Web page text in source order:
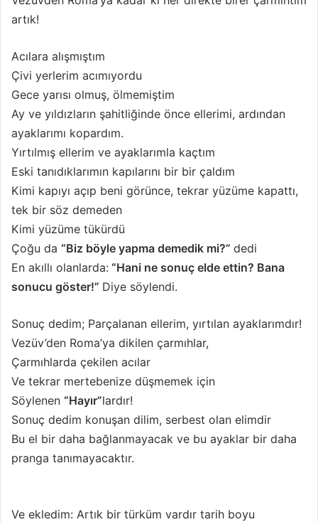
artık!
Acılara alışmıştım
Çivi yerlerim acımıyordu
Gece yarısı olmuş, ölmemiştim
Ay ve yıldızların şahitliğinde önce ellerimi, ardından
ayaklarımı kopardım.
Yırtılmış ellerim ve ayaklarımla kaçtım
Eski tanıdıklarımın kapılarını bir bir çaldım
Kimi kapıyı açıp beni görünce, tekrar yüzüme kapattı,
tek bir söz demeden
Kimi yüzüme tükürdü
Çoğu da “Biz böyle yapma demedik mi?” dedi
En akıllı olanlarda: “Hani ne sonuç elde ettin? Bana
sonucu göster!” Diye söylendi.
Sonuç dedim; Parçalanan ellerim, yırtılan ayaklarımdır!
Vezüv’den Roma’ya dikilen çarmıhlar,
Çarmıhlarda çekilen acılar
Ve tekrar mertebenize düşmemek için
Söylenen “Hayır”lardır!
Sonuç dedim konuşan dilim, serbest olan elimdir
Bu el bir daha bağlanmayacak ve bu ayaklar bir daha
pranga tanımayacaktır.
Ve ekledim: Artık bir türküm vardır tarih boyu